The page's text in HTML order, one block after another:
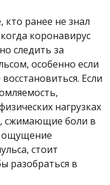
кто ранее не знал
коронавирус
следить за
особенно если
Если
нагрузках
сжимающие боли в
ощущение
стоит
разобраться в